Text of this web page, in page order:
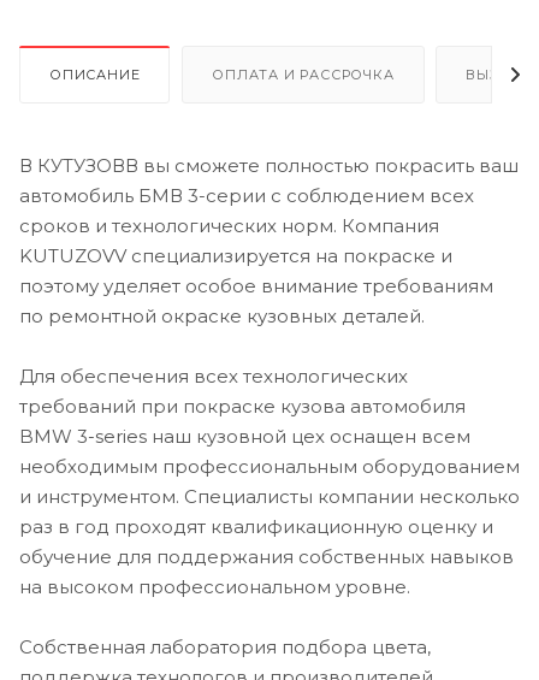
ОПИСАНИЕ ОПЛАТА И РАССРОЧКА ВЫЗОВ
В КУТУЗОВВ вы сможете полностью покрасить ваш
автомобиль БМВ 3-серии с соблюдением всех
сроков и технологических норм. Компания
KUTUZOVV специализируется на покраске и
поэтому уделяет особое внимание требованиям
по ремонтной окраске кузовных деталей.
Для обеспечения всех технологических
требований при покраске кузова автомобиля
BMW 3-series наш кузовной цех оснащен всем
необходимым профессиональным оборудованием
и инструментом. Специалисты компании несколько
раз в год проходят квалификационную оценку и
обучение для поддержания собственных навыков
на высоком профессиональном уровне.
Собственная лаборатория подбора цвета,